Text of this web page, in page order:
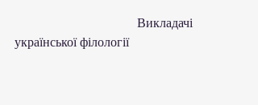
української філології